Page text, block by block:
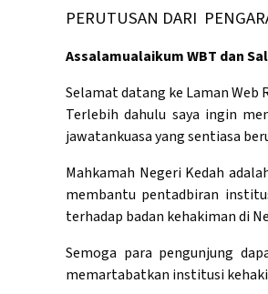
PERUTUSAN DARI
Assalamualaikum WBT dan
Selamat datang ke Laman
Terlebih dahulu saya ingin
jawatankuasa yang sentiasa
Mahkamah Negeri Kedah
membantu pentadbiran
terhadap badan kehakiman di
Semoga para pengunjung
memartabatkan institusi